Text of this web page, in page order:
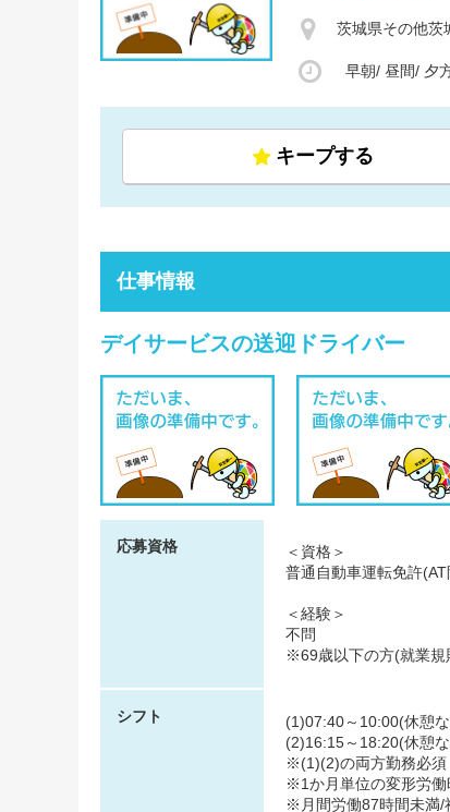
茨城県その他茨
早朝/ 昼間/ 夕
キープする
仕事情報
デイサービスの送迎ドライバー
応募資格
＜資格＞
普通自動車運転免許
＜経験＞
不問
※69歳以下の方(就業規
シフト
(1)07:40～10:00(休憩
(2)16:15～18:20(休憩
※(1)(2)の両方勤務必須
※1か月単位の変形労働
※月間労働87時間未満/